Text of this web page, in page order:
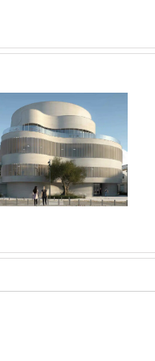
La première pierre
de l’Arena des
Sables-d’Olonne
posée.